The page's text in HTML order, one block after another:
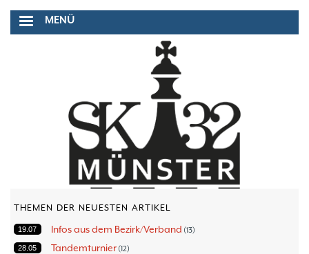
Inhalt
MENÜ
THEMEN DER NEUESTEN ARTIKEL
19.07 Infos aus dem Bezirk/Verband 13
28.05 Tandemturnier 12